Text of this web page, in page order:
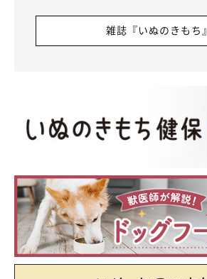
雑誌『いぬのきもち』